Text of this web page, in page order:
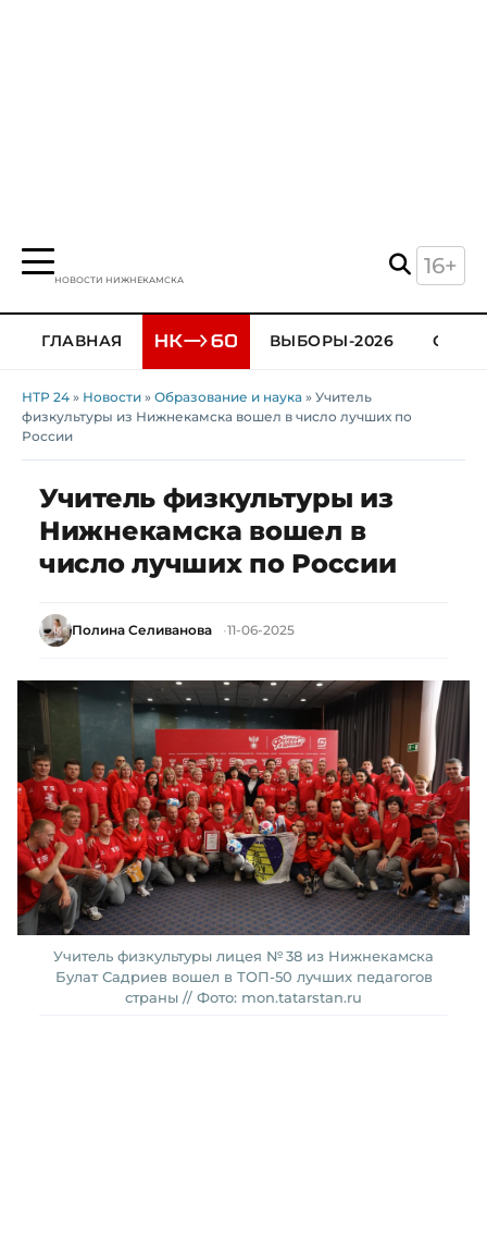
НОВОСТИ НИЖНЕКАМСКА
16+
ГЛАВНАЯ ВЫБОРЫ-2026
НТР 24 » Новости » Образование и наука » Учитель
физкультуры из Нижнекамска вошел в число лучших по
России
Учитель физкультуры из
Нижнекамска вошел в
число лучших по России
Полина Селиванова 11-06-2025
Учитель физкультуры лицея № 38 из Нижнекамска
Булат Садриев вошел в ТОП-50 лучших педагогов
страны // Фото: mon.tatarstan.ru